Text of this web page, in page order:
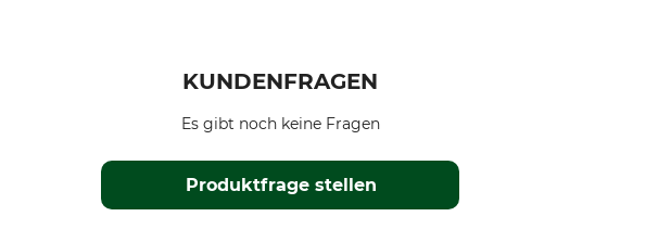
KUNDENFRAGEN
Produktfrage stellen
Es gibt noch keine Fragen